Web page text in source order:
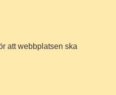
att webbplatsen ska